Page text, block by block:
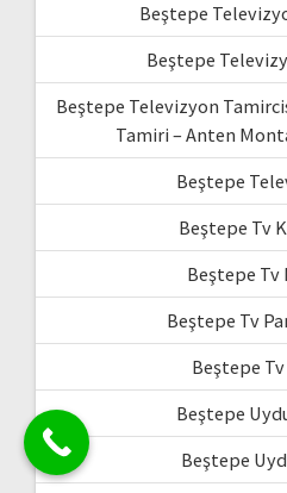
Beştepe
Beştepe
Beştepe Televizyon
Tamiri – Anten
Beştepe
Beştepe Tv
Beştepe Tv
Beştepe Tv
Beştepe
Beştepe
Beştepe